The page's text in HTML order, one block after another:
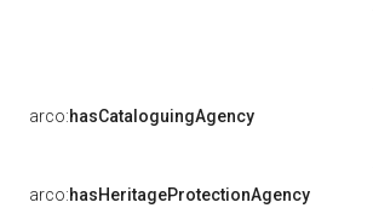
arco:hasCataloguingAgency
arco:hasHeritageProtectionAgency